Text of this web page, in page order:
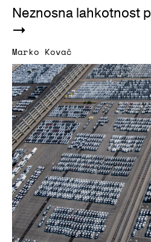
Neznosna lahkotnost
Marko Kovač